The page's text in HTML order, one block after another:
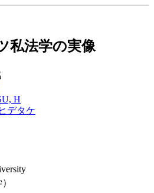
私法学の実像
H
デタケ